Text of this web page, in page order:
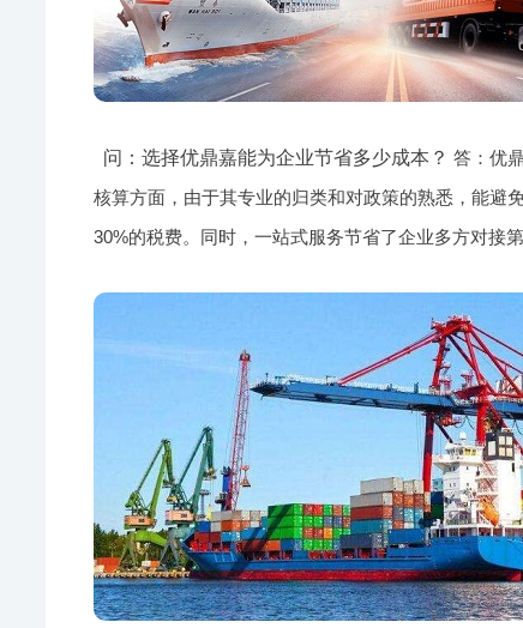
问：选择优鼎嘉能为企业节省多少成本？ 答：优
核算方面，由于其专业的归类和对政策的熟悉，能避
30%的税费。同时，一站式服务节省了企业多方对接